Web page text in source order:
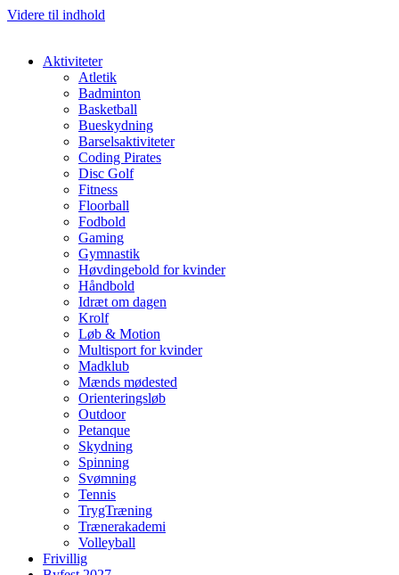
Videre til indhold
Aktiviteter
Atletik
Badminton
Basketball
Bueskydning
Barselsaktiviteter
Coding Pirates
Disc Golf
Fitness
Floorball
Fodbold
Gaming
Gymnastik
Høvdingebold for kvinder
Håndbold
Idræt om dagen
Krolf
Løb & Motion
Multisport for kvinder
Madklub
Mænds mødested
Orienteringsløb
Outdoor
Petanque
Skydning
Spinning
Svømning
Tennis
TrygTræning
Trænerakademi
Volleyball
Frivillig